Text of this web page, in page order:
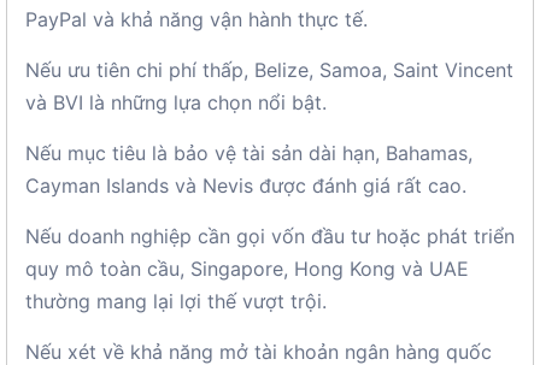
PayPal và khả năng vận hành thực tế.
Nếu ưu tiên chi phí thấp, Belize, Samoa, Saint Vincent
và BVI là những lựa chọn nổi bật.
Nếu mục tiêu là bảo vệ tài sản dài hạn, Bahamas,
Cayman Islands và Nevis được đánh giá rất cao.
Nếu doanh nghiệp cần gọi vốn đầu tư hoặc phát triển
quy mô toàn cầu, Singapore, Hong Kong và UAE
thường mang lại lợi thế vượt trội.
Nếu xét về khả năng mở tài khoản ngân hàng quốc